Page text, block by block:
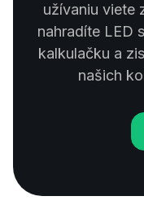
užívaniu viete
nahradíte LED
kalkulačku a
našich